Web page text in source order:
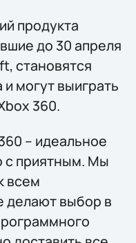
продукта
до 30 апреля
становятся
могут выиграть
360.
– идеальное
с приятным. Мы
всем
делают выбор в